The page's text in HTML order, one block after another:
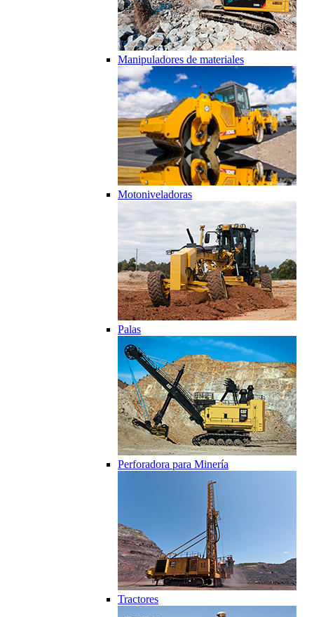
Manipuladores de materiales
Motoniveladoras
Palas
Perforadora para Minería
Tractores